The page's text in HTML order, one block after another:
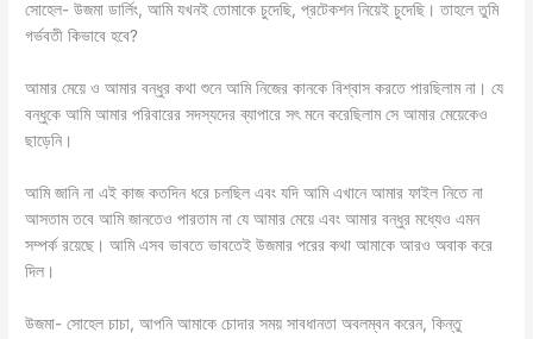
সোহেল- উজমা ডার্লিং, আমি যখনই তোমাকে চুদেছি, প্রটেকশন নিয়েই চুদেছি। তাহলে তুমি
গর্ভবতী কিভাবে হবে?
আমার মেয়ে ও আমার বন্ধুর কথা শুনে আমি নিজের কানকে বিশ্বাস করতে পারছিলাম না। যে
বন্ধুকে আমি আমার পরিবারের সদস্যদের ব্যাপারে সৎ মনে করেছিলাম সে আমার মেয়েকেও
ছাড়েনি।
আমি জানি না এই কাজ কতদিন ধরে চলছিল এবং যদি আমি এখানে আমার ফাইল নিতে না
আসতাম তবে আমি জানতেও পারতাম না যে আমার মেয়ে এবং আমার বন্ধুর মধ্যেও এমন
সম্পর্ক রয়েছে। আমি এসব ভাবতে ভাবতেই উজমার পরের কথা আমাকে আরও অবাক করে
দিল।
উজমা- সোহেল চাচা, আপনি আমাকে চোদার সময় সাবধানতা অবলম্বন করেন, কিন্তু